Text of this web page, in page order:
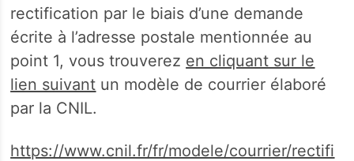
rectification par le biais d’une demande
écrite à l’adresse postale mentionnée au
point 1, vous trouverez en cliquant sur le
lien suivant un modèle de courrier élaboré
par la CNIL.
https://www.cnil.fr/fr/modele/courrier/rectifi